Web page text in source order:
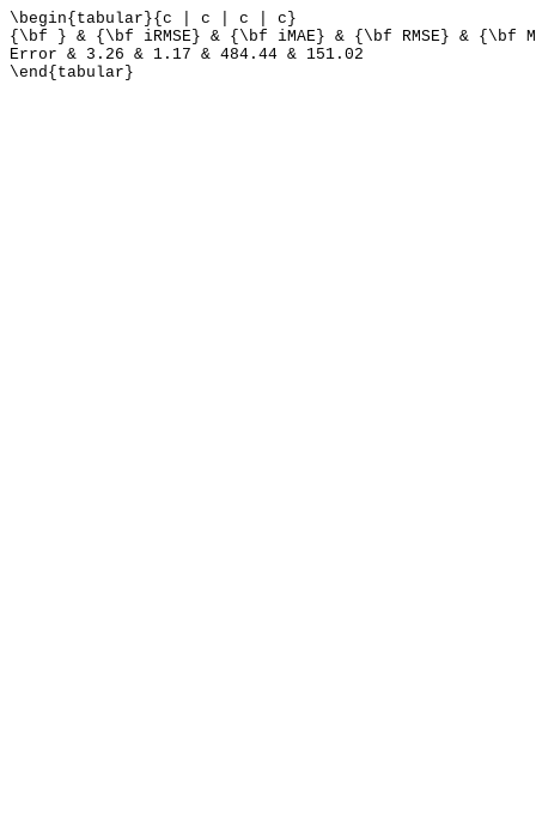
\begin{tabular}{c | c | c | c}
{\bf } & {\bf iRMSE} & {\bf iMAE} & {\bf RMSE} & {\bf
Error & 3.26 & 1.17 & 484.44 & 151.02
\end{tabular}